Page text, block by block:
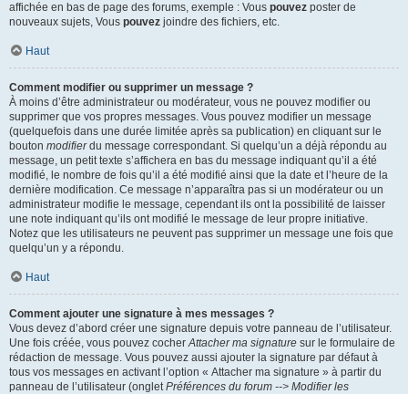
affichée en bas de page des forums, exemple : Vous pouvez poster de
nouveaux sujets, Vous pouvez joindre des fichiers, etc.
Haut
Comment modifier ou supprimer un message ?
À moins d’être administrateur ou modérateur, vous ne pouvez modifier ou
supprimer que vos propres messages. Vous pouvez modifier un message
(quelquefois dans une durée limitée après sa publication) en cliquant sur le
bouton modifierdu message correspondant. Si quelqu’un a déjà répondu au
message, un petit texte s’affichera en bas du message indiquant qu’il a été
modifié, le nombre de fois qu’il a été modifié ainsi que la date et l’heure de la
dernière modification. Ce message n’apparaîtra pas si un modérateur ou un
administrateur modifie le message, cependant ils ont la possibilité de laisser
une note indiquant qu’ils ont modifié le message de leur propre initiative.
Notez que les utilisateurs ne peuvent pas supprimer un message une fois que
quelqu’un y a répondu.
Haut
Comment ajouter une signature à mes messages ?
Vous devez d’abord créer une signature depuis votre panneau de l’utilisateur.
Une fois créée, vous pouvez cocherAttacher ma signature sur le formulaire de
rédaction de message. Vous pouvez aussi ajouter la signature par défaut à
tous vos messages en activant l’option « Attacher ma signature » à partir du
panneau de l’utilisateur (ongletPréférences du forum --> Modifier les